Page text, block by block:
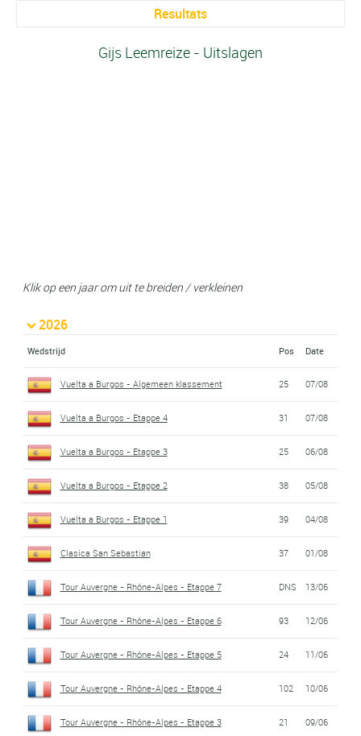
Resultats
Gijs Leemreize - Uitslagen
Klik op een jaar om uit te breiden / verkleinen
2026
Wedstrijd Pos Date
Vuelta a Burgos - Algemeen klassement 25 07/08
Vuelta a Burgos - Etappe 4 31 07/08
Vuelta a Burgos - Etappe 3 25 06/08
Vuelta a Burgos - Etappe 2 38 05/08
Vuelta a Burgos - Etappe 1 39 04/08
Clasica San Sebastian 37 01/08
Tour Auvergne - Rhône-Alpes - Etappe 7 DNS 13/06
Tour Auvergne - Rhône-Alpes - Etappe 6 93 12/06
Tour Auvergne - Rhône-Alpes - Etappe 5 24 11/06
Tour Auvergne - Rhône-Alpes - Etappe 4 102 10/06
Tour Auvergne - Rhône-Alpes - Etappe 3 21 09/06